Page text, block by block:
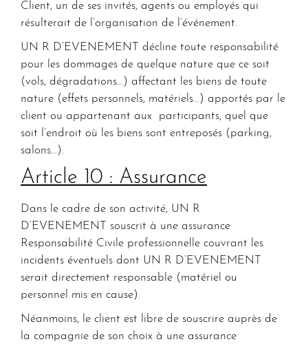
Client, un de ses invités, agents ou employés qui
résulterait de l’organisation de l’événement.
UN R D’EVENEMENT décline toute responsabilité
pour les dommages de quelque nature que ce soit
(vols, dégradations…) affectant les biens de toute
nature (effets personnels, matériels…) apportés par le
client ou appartenant aux participants, quel que
soit l’endroit où les biens sont entreposés (parking,
salons…).
Article 10 : Assurance
Dans le cadre de son activité, UN R
D’EVENEMENT souscrit à une assurance
Responsabilité Civile professionnelle couvrant les
incidents éventuels dont UN R D’EVENEMENT
serait directement responsable (matériel ou
personnel mis en cause).
Néanmoins, le client est libre de souscrire auprès de
la compagnie de son choix à une assurance